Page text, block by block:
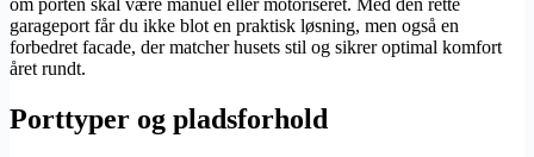
garageport får du ikke blot en praktisk løsning, men også en
forbedret facade, der matcher husets stil og sikrer optimal komfort
året rundt.
Porttyper og pladsforhold